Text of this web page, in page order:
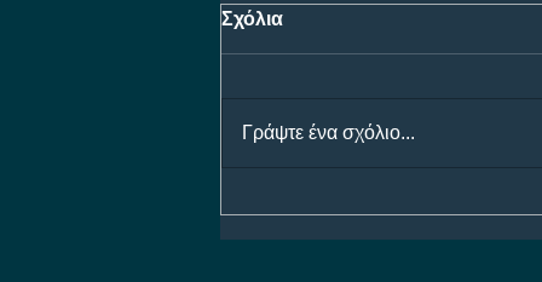
Σχόλια
Γράψτε ένα σχόλιο...